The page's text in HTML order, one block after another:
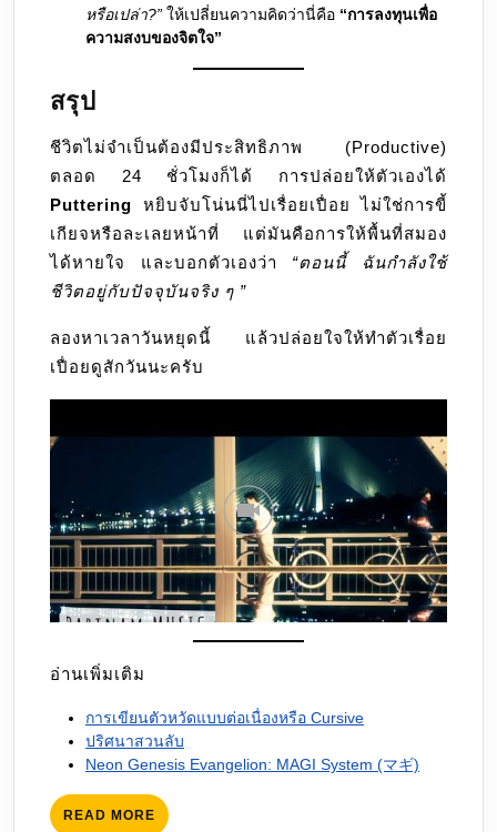
หรือเปล่า?” ให้เปลี่ยนความคิดว่านี่คือ “การลงทุนเพื่อ
ความสงบของจิตใจ”
สรุป
ชีวิตไม่จำเป็นต้องมีประสิทธิภาพ (Productive)
ตลอด 24 ชั่วโมงก็ได้ การปล่อยให้ตัวเองได้
Puttering หยิบจับโน่นนี่ไปเรื่อยเปื่อย ไม่ใช่การขี้
เกียจหรือละเลยหน้าที่ แต่มันคือการให้พื้นที่สมอง
ได้หายใจ และบอกตัวเองว่า “ตอนนี้ ฉันกำลังใช้
ชีวิตอยู่กับปัจจุบันจริง ๆ ”
ลองหาเวลาวันหยุดนี้ แล้วปล่อยใจให้ทำตัวเรื่อย
เปื่อยดูสักวันนะครับ
อ่านเพิ่มเติม
การเขียนตัวหวัดแบบต่อเนื่องหรือ Cursive
ปริศนาสวนลับ
Neon Genesis Evangelion: MAGI System (マギ)
READ MORE READ